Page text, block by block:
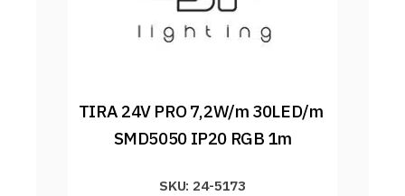
TIRA 24V PRO 7,2W/m 30LED/m
SMD5050 IP20 RGB 1m
SKU: 24-5173